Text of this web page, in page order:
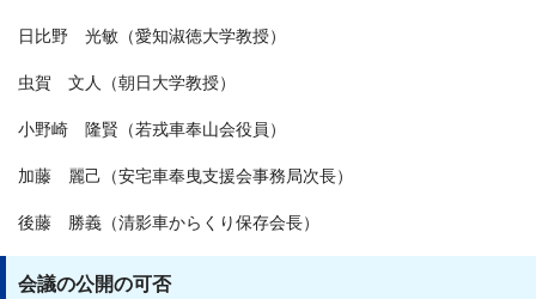
日比野 光敏（愛知淑徳大学教授）
虫賀 文人（朝日大学教授）
小野崎 隆賢（若戎車奉山会役員）
加藤 麗己（安宅車奉曳支援会事務局次長）
後藤 勝義（清影車からくり保存会長）
会議の公開の可否